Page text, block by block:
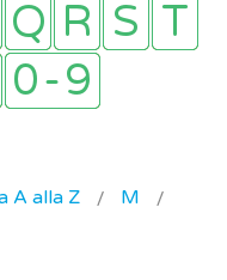
A alla Z
M